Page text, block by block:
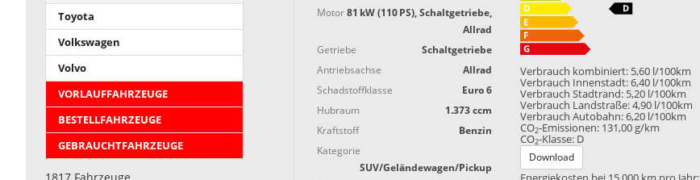
Motor 81 kW (110 PS), Schaltgetriebe,
Allrad
Getriebe
Schaltgetriebe
Antriebsachse
Allrad
Schadstoffklasse
Euro 6
Hubraum
1.373 ccm
Kraftstoff
Benzin
Kategorie
SUV/Geländewagen/Pickup
Verbrauch kombiniert: 5,60 l/100km
Verbrauch Innenstadt: 6,40 l/100km
Verbrauch Stadtrand: 5,20 l/100km
Verbrauch Landstraße: 4,90 l/100km
Verbrauch Autobahn: 6,20 l/100km
CO2-Emissionen: 131,00 g/km
CO2-Klasse: D
Download
Toyota
Volkswagen
Volvo
VORLAUFFAHRZEUGE
BESTELLFAHRZEUGE
GEBRAUCHTFAHRZEUGE